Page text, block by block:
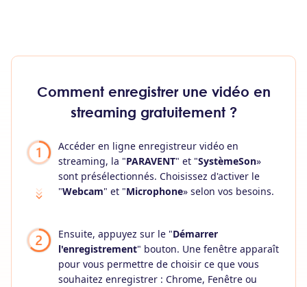
Comment enregistrer une vidéo en
streaming gratuitement ?
Accéder en ligne enregistreur vidéo en
streaming, la "PARAVENT" et "SystèmeSon»
sont présélectionnés. Choisissez d'activer le
"Webcam" et "Microphone» selon vos besoins.
Ensuite, appuyez sur le "Démarrer
l'enregistrement" bouton. Une fenêtre apparaît
pour vous permettre de choisir ce que vous
souhaitez enregistrer : Chrome, Fenêtre ou